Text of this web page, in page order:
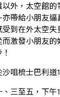
以外，太空館
帶給小朋友逼
到在外太空
激發小朋友
沙咀梳士巴利道
、三至五，下